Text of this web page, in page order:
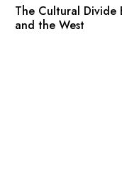
The Cultural Divide
and the West